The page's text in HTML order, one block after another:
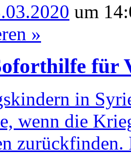
um
»
für